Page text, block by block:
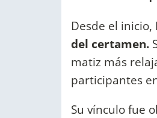
Desde el inicio,
del certamen.
matiz más
participantes
Su vínculo fue